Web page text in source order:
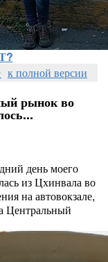
к полной версии
рынок во
день моего
из Цхинвала во
на автовокзале,
Центральный